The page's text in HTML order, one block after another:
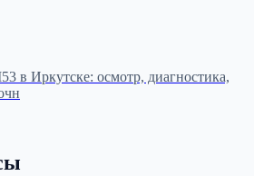
в Иркутске: осмотр, диагностика,